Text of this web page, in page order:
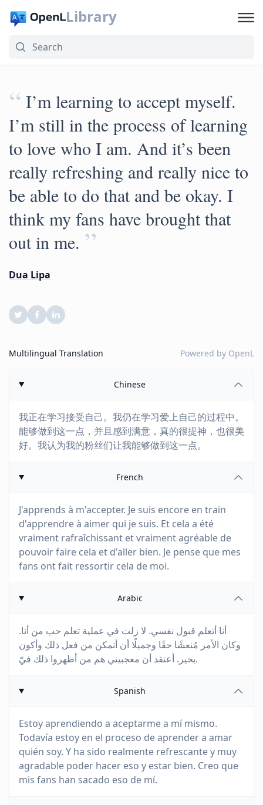
Library
“ I’m learning to accept myself.
I’m still in the process of learning
to love who I am. And it’s been
really refreshing and really nice to
be able to do that and be okay. I
think my fans have brought that
out in me. ”
Dua Lipa
Multilingual Translation Powered by OpenL
Chinese
我正在学习接受自己。我仍在学习爱上自己的过程中。
能够做到这一点，并且感到满意，真的很提神，也很美
好。我认为我的粉丝们让我能够做到这一点。
French
J'apprends à m'accepter. Je suis encore en train
d'apprendre à aimer qui je suis. Et cela a été
vraiment rafraîchissant et vraiment agréable de
pouvoir faire cela et d'aller bien. Je pense que mes
fans ont fait ressortir cela de moi.
Arabic
أنا أتعلم قبول نفسي. لا زلت في عملية تعلم حب من أنا.
وكان الأمر مُنعشًا حقًا وجميلًا أن أتمكن من فعل ذلك وأكون
بخير. أعتقد أن معجبيني هم من أظهروا ذلك فيّ.
Spanish
Estoy aprendiendo a aceptarme a mí mismo.
Todavía estoy en el proceso de aprender a amar
quién soy. Y ha sido realmente refrescante y muy
agradable poder hacer eso y estar bien. Creo que
mis fans han sacado eso de mí.